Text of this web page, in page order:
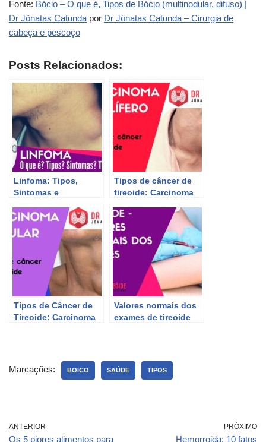
Fonte: Bócio – O que é, Tipos de Bócio (multinodular, difuso) |
Dr Jônatas Catunda por Dr Jônatas Catunda – Cirurgia de
cabeça e pescoço
Posts Relacionados:
Linfoma: Tipos,
Sintomas e
Jônatas Catunda
Tipos de câncer de
tireoide: Carcinoma
Jônatas Catunda
Tipos de Câncer de
Tireoide: Carcinoma
Valores normais dos
exames de tireoide
Marcações: BOICO SAÚDE TIPOS
ANTERIOR
Os 5 piores alimentos para
PRÓXIMO
Hemorroida: 10 fatos